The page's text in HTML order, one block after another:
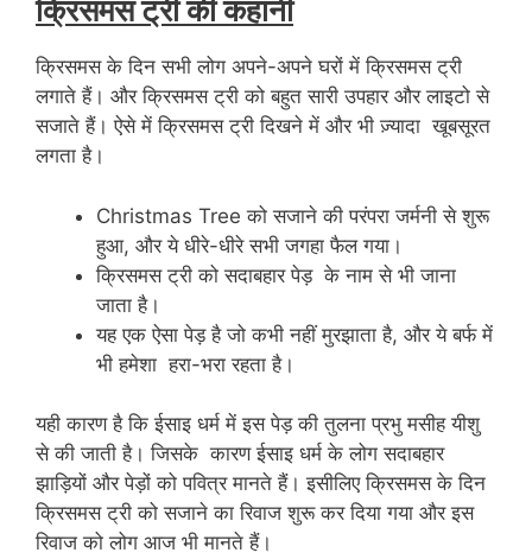
क्रिसमस ट्री की कहानी
क्रिसमस के दिन सभी लोग अपने-अपने घरों में क्रिसमस ट्री
लगाते हैं। और क्रिसमस ट्री को बहुत सारी उपहार और लाइटो से
सजाते हैं। ऐसे में क्रिसमस ट्री दिखने में और भी ज़्यादा खूबसूरत
लगता है।
Christmas Tree को सजाने की परंपरा जर्मनी से शुरू
हुआ, और ये धीरे-धीरे सभी जगहा फैल गया।
क्रिसमस ट्री को सदाबहार पेड़ के नाम से भी जाना
जाता है।
यह एक ऐसा पेड़ है जो कभी नहीं मुरझाता है, और ये बर्फ में
भी हमेशा हरा-भरा रहता है।
यही कारण है कि ईसाइ धर्म में इस पेड़ की तुलना प्रभु मसीह यीशु
से की जाती है। जिसके कारण ईसाइ धर्म के लोग सदाबहार
झाड़ियों और पेड़ों को पवित्र मानते हैं। इसीलिए क्रिसमस के दिन
क्रिसमस ट्री को सजाने का रिवाज शुरू कर दिया गया और इस
रिवाज को लोग आज भी मानते हैं।